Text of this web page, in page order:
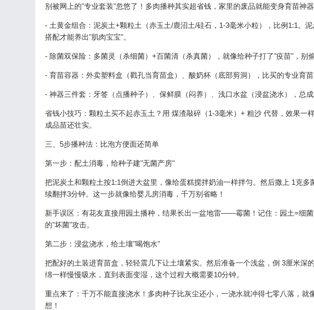
别被网上的"专业套装"忽悠了！多肉播种其实超省钱，家里的废品就能变身育苗神器
- 土黄金组合：泥炭土+颗粒土（赤玉土/鹿沼土/硅石，1-3毫米小粒），比例1:1。
搭配才能养出"肌肉宝宝"。
- 除菌双保险：多菌灵（杀细菌）+百菌清（杀真菌），就像给种子打了"疫苗"，别
- 育苗容器：外卖塑料盒（戳孔当育苗盒）、酸奶杯（底部剪洞），比买的专业育苗
- 神器三件套：牙签（点播种子）、保鲜膜（闷养）、浅口水盆（浸盆浇水），总成
省钱小技巧：颗粒土买不起赤玉土？用 煤渣敲碎（1-3毫米）+ 粗沙 代替，效果一
成品苗还壮实。
三、5步播种法：比泡方便面还简单
第一步：配土消毒，给种子建"无菌产房"
把泥炭土和颗粒土按1:1倒进大盆里，像给蛋糕搅拌奶油一样拌匀。然后撒上 1克
续翻拌3分钟。这一步就像给婴儿房消毒，千万别省略！
新手误区：有花友直接用园土播种，结果长出一盆地雷——霉菌！记住：园土=细
的"坏菌"攻击。
第二步：浸盆浇水，给土壤"喝饱水"
把配好的土装进育苗盒，轻轻震几下让土壤紧实。然后准备一个浅盆，倒 3厘米深
绵一样慢慢吸水，直到表面变湿，这个过程大概需要10分钟。
重点来了：千万不能直接浇水！多肉种子比灰尘还小，一浇水就冲得七零八落，就
想！